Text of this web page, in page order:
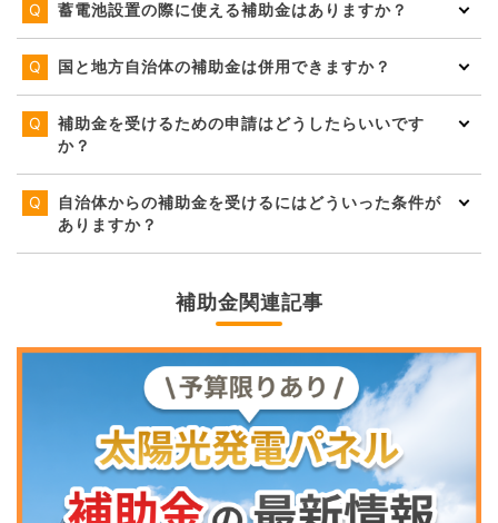
蓄電池設置の際に使える補助金はありますか？
国と地方自治体の補助金は併用できますか？
補助金を受けるための申請はどうしたらいいです
か？
自治体からの補助金を受けるにはどういった条件が
ありますか？
補助金関連記事